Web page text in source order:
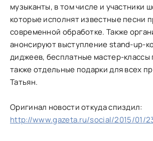
музыканты, в том числе и участники
которые исполнят известные песни
современной обработке. Также
анонсируют выступление stand-up-
диджеев, бесплатные мастер-классы
также отдельные подарки для всех
Татьян.
Оригинал новости откуда спиздил:
http://www.gazeta.ru/social/2015/01/